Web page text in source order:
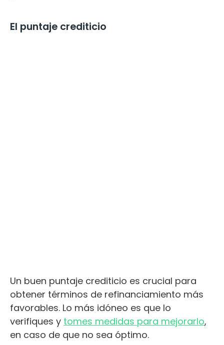
El puntaje crediticio
Un buen puntaje crediticio es crucial para
obtener términos de refinanciamiento más
favorables. Lo más idóneo es que lo
verifiques y tomes medidas para mejorarlo,
en caso de que no sea óptimo.